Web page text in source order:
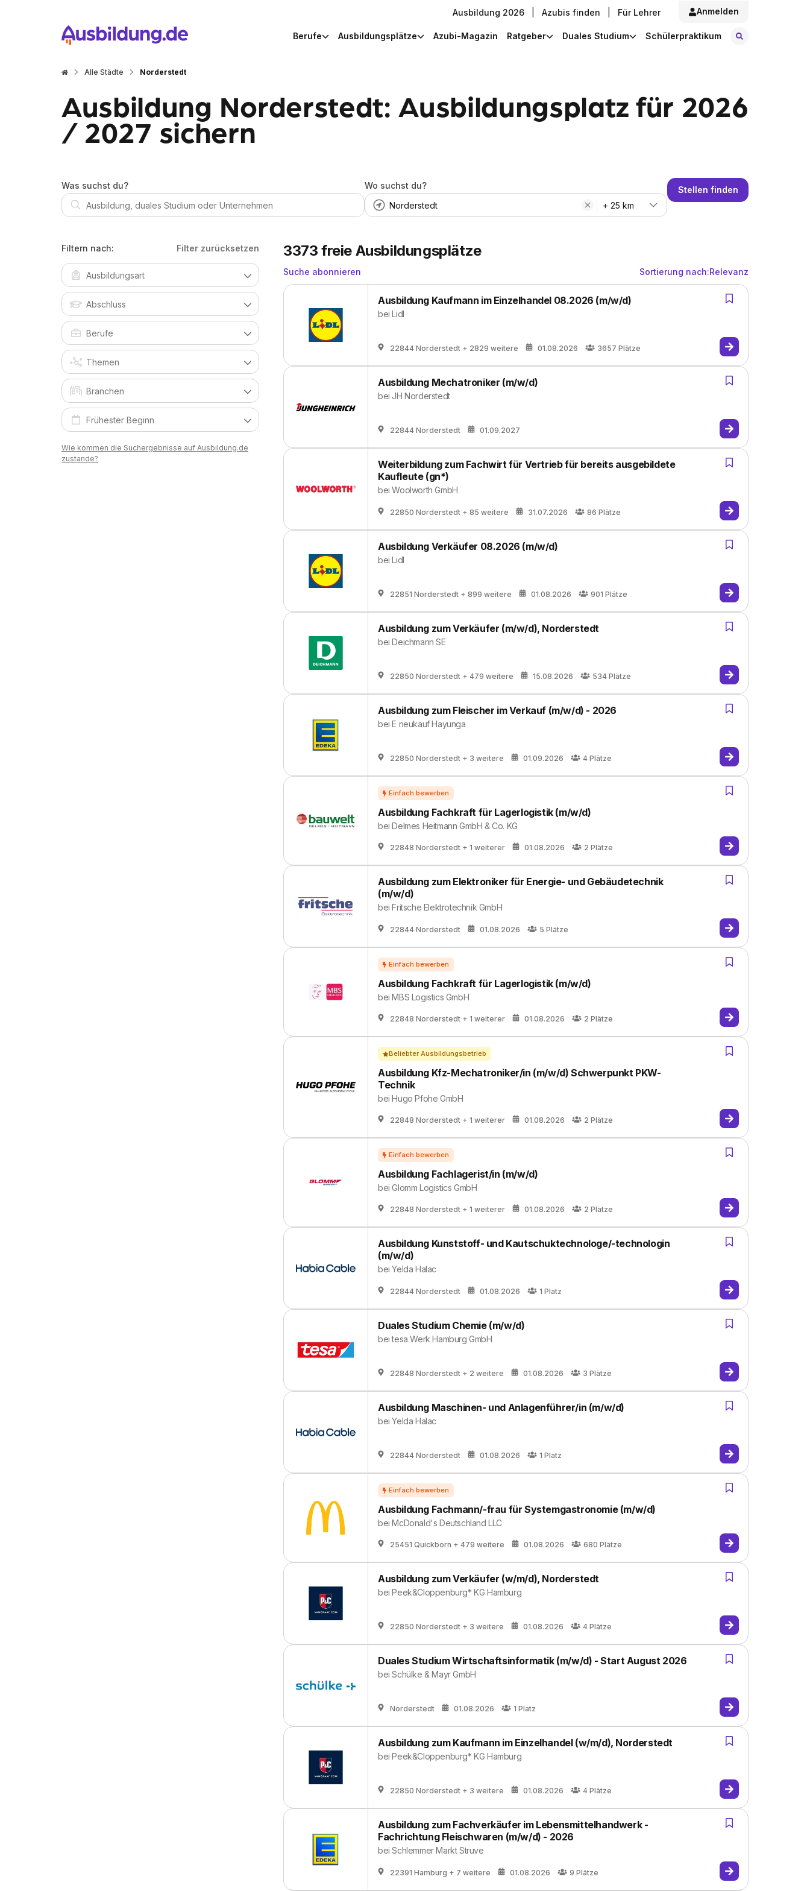
Ausbildung 2026 Azubis finden Für Lehrer Anmelden
Berufe Ausbildungsplätze Azubi-Magazin Ratgeber Duales Studium Schülerpraktikum
Alle Städte Norderstedt
Ausbildung Norderstedt: Ausbildungsplatz für 2026
/ 2027 sichern
Was suchst du?
Wo suchst du?
+ 25 km
Stellen finden
Filtern nach: Filter zurücksetzen
Wie kommen die Suchergebnisse auf Ausbildung.de
zustande?
3373 freie Ausbildungsplätze
Suche abonnieren Sortierung nach:Relevanz
Ausbildung Kaufmann im Einzelhandel 08.2026 (m/w/d)
beiLidl
22844 Norderstedt + 2829 weitere 01.08.2026 3657 Plätze
Ausbildung Mechatroniker (m/w/d)
bei JH Norderstedt
22844 Norderstedt 01.09.2027
Weiterbildung zum Fachwirt für Vertrieb für bereits ausgebildete
Kaufleute (gn*)
beiWoolworth GmbH
22850 Norderstedt + 85 weitere 31.07.2026 86 Plätze
Ausbildung Verkäufer 08.2026 (m/w/d)
beiLidl
22851 Norderstedt + 899 weitere 01.08.2026 901 Plätze
Ausbildung zum Verkäufer (m/w/d), Norderstedt
beiDeichmann SE
22850 Norderstedt + 479 weitere 15.08.2026 534 Plätze
Ausbildung zum Fleischer im Verkauf (m/w/d) - 2026
beiE neukauf Hayunga
22850 Norderstedt + 3 weitere 01.09.2026 4 Plätze
Ausbildung Fachkraft für Lagerlogistik (m/w/d)
beiDelmes Heitmann GmbH & Co. KG
22848 Norderstedt + 1 weiterer 01.08.2026 2 Plätze
Ausbildung zum Elektroniker für Energie- und Gebäudetechnik
(m/w/d)
beiFritsche Elektrotechnik GmbH
22844 Norderstedt 01.08.2026 5 Plätze
Ausbildung Fachkraft für Lagerlogistik (m/w/d)
beiMBS Logistics GmbH
22848 Norderstedt + 1 weiterer 01.08.2026 2 Plätze
Ausbildung Kfz-Mechatroniker/in (m/w/d) Schwerpunkt PKW-
Technik
beiHugo Pfohe GmbH
22848 Norderstedt + 1 weiterer 01.08.2026 2 Plätze
Beliebter Ausbildungsbetrieb
Ausbildung Fachlagerist/in (m/w/d)
beiGlomm Logistics GmbH
22848 Norderstedt + 1 weiterer 01.08.2026 2 Plätze
Ausbildung Kunststoff- und Kautschuktechnologe/-technologin
(m/w/d)
beiYelda Halac
22844 Norderstedt 01.08.2026 1 Platz
Duales Studium Chemie (m/w/d)
beitesa Werk Hamburg GmbH
22848 Norderstedt + 2 weitere 01.08.2026 3 Plätze
Ausbildung Maschinen- und Anlagenführer/in (m/w/d)
beiYelda Halac
22844 Norderstedt 01.08.2026 1 Platz
Ausbildung Fachmann/-frau für Systemgastronomie (m/w/d)
beiMcDonald's Deutschland LLC
25451 Quickborn + 479 weitere 01.08.2026 680 Plätze
Ausbildung zum Verkäufer (w/m/d), Norderstedt
beiPeek&Cloppenburg* KG Hamburg
22850 Norderstedt + 3 weitere 01.08.2026 4 Plätze
Duales Studium Wirtschaftsinformatik (m/w/d) - Start August 2026
beiSchülke & Mayr GmbH
Norderstedt 01.08.2026 1 Platz
Ausbildung zum Kaufmann im Einzelhandel (w/m/d), Norderstedt
beiPeek&Cloppenburg* KG Hamburg
22850 Norderstedt + 3 weitere 01.08.2026 4 Plätze
Ausbildung zum Fachverkäufer im Lebensmittelhandwerk -
Fachrichtung Fleischwaren (m/w/d) - 2026
beiSchlemmer Markt Struve
22391 Hamburg + 7 weitere 01.08.2026 9 Plätze